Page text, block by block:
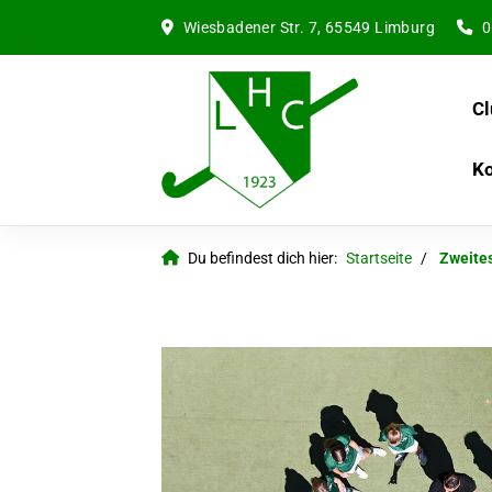
Wiesbadener Str. 7, 65549 Limburg
Du befindest dich hier: Startseite